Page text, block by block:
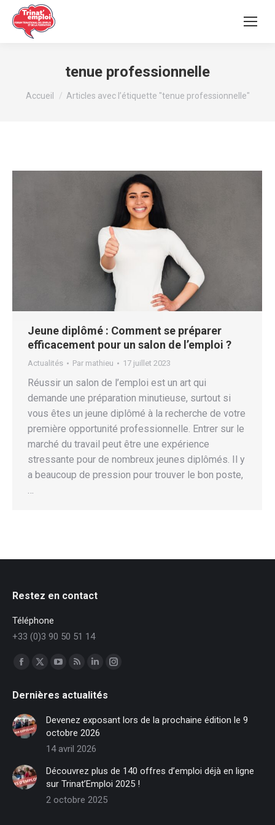
tenue professionnelle
Vous êtes ici :
Accueil Articles avec l’étiquette "tenue professionnelle"
Jeune diplômé : Comment se préparer
efficacement pour un salon de l’emploi ?
Actualités Par mathieu 17 juillet 2023
Réussir un salon de l’emploi est un art qui
demande une préparation minutieuse, surtout si
vous êtes un jeune diplômé à la recherche de votre
première opportunité professionnelle. Entrer sur le
marché du travail peut être une expérience
stressante pour de nombreux jeunes diplômés. Il y
a beaucoup de pression pour trouver le bon poste,
…
Restez en contact
Téléphone
+33 (0)3 90 50 51 14
Trouvez nous sur :
Facebook
opens
in
new
window
X
opens
new
window
opens
in
new
window
opens
in
new
window
LinkedIn
opens
in
new
window
Instagram
in
Dernières actualités
Devenez exposant lors de la prochaine édition le 9
octobre 2026
14 avril 2026
Découvrez plus de 140 offres d’emploi déjà en ligne
sur Trinat’Emploi 2025 !
2 octobre 2025